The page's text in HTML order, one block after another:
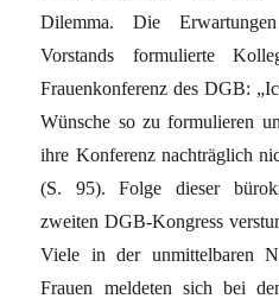
Dilemma. Die
Vorstands formulierte
Frauenkonferenz des DGB:
Wünsche so zu formulieren
ihre Konferenz nachträglich
(S. 95). Folge dieser
zweiten DGB-Kongress
Viele in der unmittelbaren
Frauen meldeten sich bei